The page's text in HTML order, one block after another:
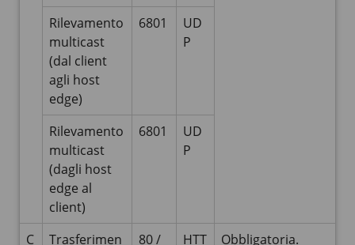
Rilevamento
multicast
(dal client
agli host
edge)
6801
UD
P
Rilevamento
multicast
(dagli host
edge al
client)
6801
UD
P
C Trasferimen 80 / HTT Obbligatoria.